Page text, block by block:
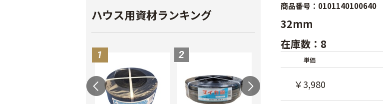
ハウス用資材ランキング
商品番号：0101140100640
32mm
在庫数：8
単価
￥3,980